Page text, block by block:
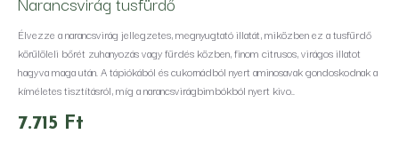
Élvezze a narancsvirág jellegzetes, megnyugtató illatát, miközben ez a tusfürdő
körülöleli bőrét zuhanyozás vagy fürdés közben, finom citrusos, virágos illatot
hagyva maga után. A tápiókából és cukornádból nyert aminosavak gondoskodnak a
kíméletes tisztításról, míg a narancsvirágbimbókból nyert kivo..
7.715 Ft